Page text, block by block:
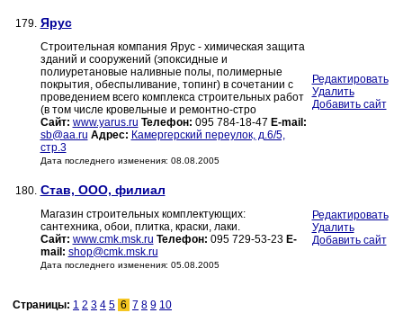
179. Ярус
Строительная компания Ярус - химическая защита
зданий и сооружений (эпоксидные и
полиуретановые наливные полы, полимерные
покрытия, обеспыливание, топинг) в сочетании с
проведением всего комплекса строительных работ
(в том числе кровельные и ремонтно-стро
Сайт: www.yarus.ru Телефон: 095 784-18-47 E-mail:
sb@aa.ru Адрес: Камергерский переулок, д.6/5,
стр.3
Дата последнего изменения: 08.08.2005
Редактировать
Удалить
Добавить сайт
180. Став, ООО, филиал
Магазин строительных комплектующих:
сантехника, обои, плитка, краски, лаки.
Сайт: www.cmk.msk.ru Телефон: 095 729-53-23 E-
mail: shop@cmk.msk.ru
Дата последнего изменения: 05.08.2005
Редактировать
Удалить
Добавить сайт
Страницы: 1 2 3 4 5 6 7 8 9 10